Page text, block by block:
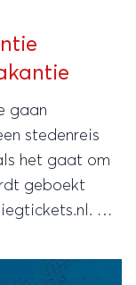
gaan
het gaat om
geboekt